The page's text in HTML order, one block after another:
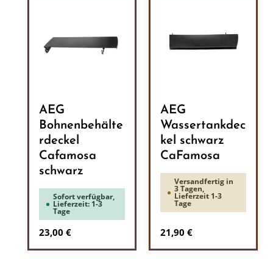
AEG
Bohnenbehälte
rdeckel
Cafamosa
schwarz
Sofort verfügbar,
Lieferzeit: 1-3
Tage
Regulärer Preis:
23,00 €
AEG
Wassertankdec
kel schwarz
CaFamosa
Versandfertig in
3 Tagen,
Lieferzeit 1-3
Tage
Regulärer Preis:
21,90 €